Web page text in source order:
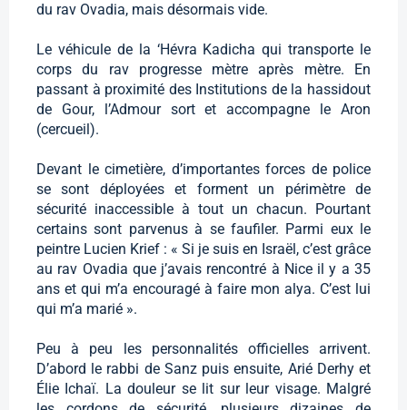
du rav Ovadia, mais désormais vide.
Le véhicule de la ‘Hévra Kadicha qui transporte le
corps du rav progresse mètre après mètre. En
passant à proximité des Institutions de la hassidout
de Gour, l’Admour sort et accompagne le Aron
(cercueil).
Devant le cimetière, d’importantes forces de police
se sont déployées et forment un périmètre de
sécurité inaccessible à tout un chacun. Pourtant
certains sont parvenus à se faufiler. Parmi eux le
peintre Lucien Krief : « Si je suis en Israël, c’est grâce
au rav Ovadia que j’avais rencontré à Nice il y a 35
ans et qui m’a encouragé à faire mon alya. C’est lui
qui m’a marié ».
Peu à peu les personnalités officielles arrivent.
D’abord le rabbi de Sanz puis ensuite, Arié Derhy et
Élie Ichaï. La douleur se lit sur leur visage. Malgré